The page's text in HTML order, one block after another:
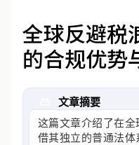
全球反避税
的合规优势
文章摘要
这篇文章介绍了在
借其独立的普通法